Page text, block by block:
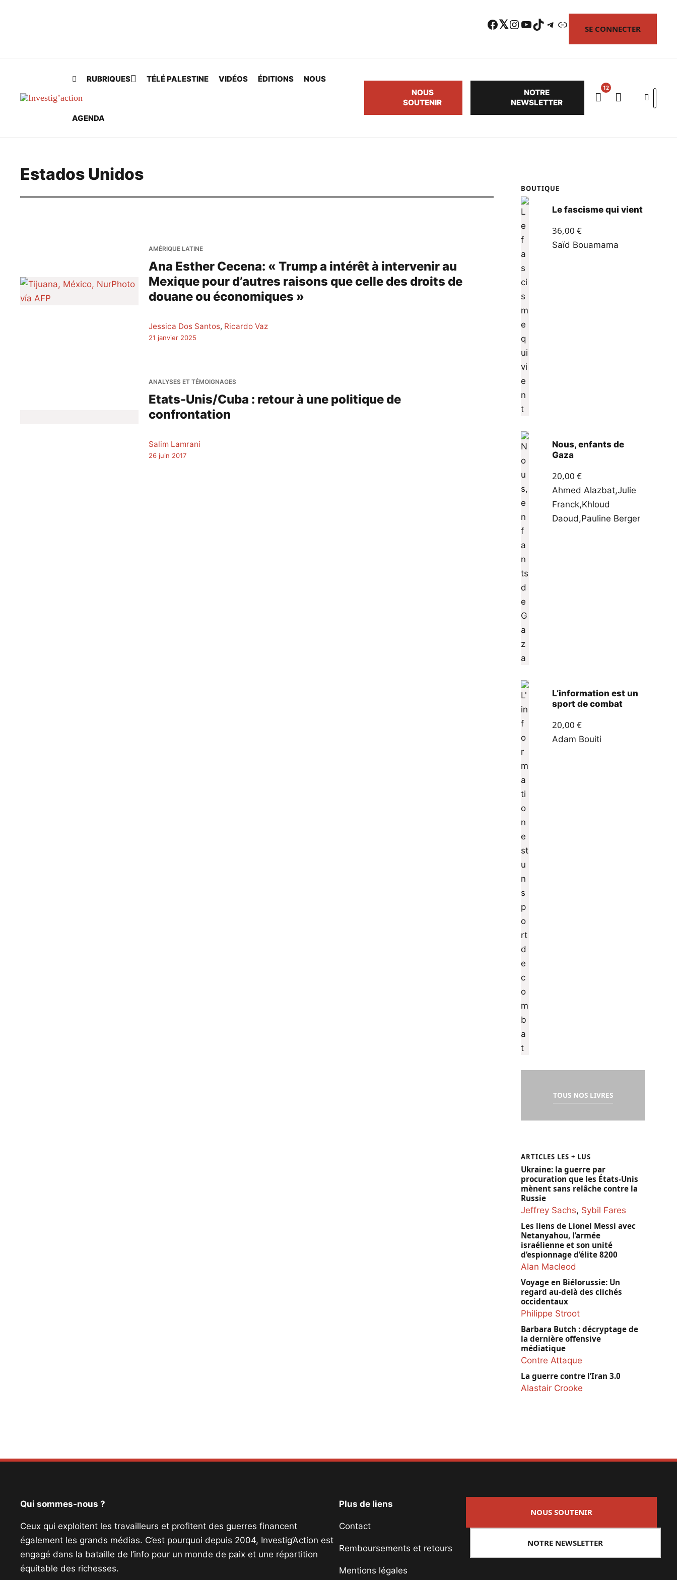
Facebook Twitter Instagram YouTube TikTok Telegram Lien SE CONNECTER
RUBRIQUES TÉLÉ PALESTINE VIDÉOS ÉDITIONS NOUS
AGENDA
NOUS
SOUTENIR
NOTRE
NEWSLETTER
Estados Unidos
AMÉRIQUE LATINE
Ana Esther Cecena: « Trump a intérêt à intervenir au
Mexique pour d’autres raisons que celle des droits de
douane ou économiques »
Jessica Dos Santos, Ricardo Vaz
21 janvier 2025
ANALYSES ET TÉMOIGNAGES
Etats-Unis/Cuba : retour à une politique de
confrontation
Salim Lamrani
26 juin 2017
BOUTIQUE
Le fascisme qui vient
36,00 €
Saïd Bouamama
Nous, enfants de
Gaza
20,00 €
Ahmed Alazbat,Julie
Franck,Khloud
Daoud,Pauline Berger
L’information est un
sport de combat
20,00 €
Adam Bouiti
TOUS NOS LIVRES
ARTICLES LES + LUS
Ukraine: la guerre par
procuration que les États-Unis
mènent sans relâche contre la
Russie
Jeffrey Sachs, Sybil Fares
Les liens de Lionel Messi avec
Netanyahou, l’armée
israélienne et son unité
d’espionnage d’élite 8200
Alan Macleod
Voyage en Biélorussie: Un
regard au-delà des clichés
occidentaux
Philippe Stroot
Barbara Butch : décryptage de
la dernière offensive
médiatique
Contre Attaque
La guerre contre l’Iran 3.0
Alastair Crooke
Qui sommes-nous ?
Ceux qui exploitent les travailleurs et profitent des guerres financent
également les grands médias. C’est pourquoi depuis 2004, Investig’Action est
engagé dans la bataille de l’info pour un monde de paix et une répartition
équitable des richesses.
Plus de liens
Contact
Remboursements et retours
Mentions légales
NOUS SOUTENIR
NOTRE NEWSLETTER